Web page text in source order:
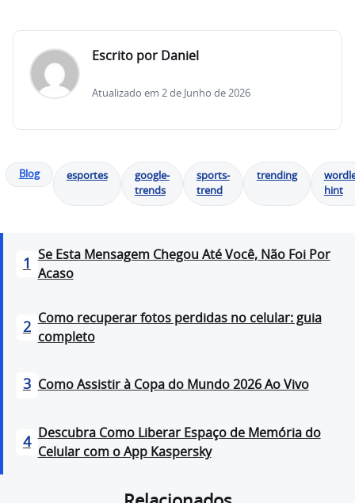
Escrito por Daniel
Atualizado em 2 de Junho de 2026
Blog esportes
google-
trends
sports-
trend
trending
hint
1
Se Esta Mensagem Chegou Até Você, Não Foi Por
Acaso
2
Como recuperar fotos perdidas no celular: guia
completo
3 Como Assistir à Copa do Mundo 2026 Ao Vivo
4
Descubra Como Liberar Espaço de Memória do
Celular com o App Kaspersky